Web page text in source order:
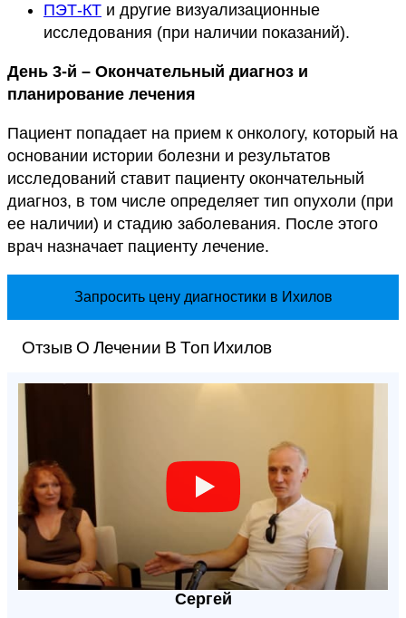
ПЭТ-КТ и другие визуализационные
исследования (при наличии показаний).
День 3-й – Окончательный диагноз и
планирование лечения
Пациент попадает на прием к онкологу, который на
основании истории болезни и результатов
исследований ставит пациенту окончательный
диагноз, в том числе определяет тип опухоли (при
ее наличии) и стадию заболевания. После этого
врач назначает пациенту лечение.
Запросить цену диагностики в Ихилов
Отзыв О Лечении В Топ Ихилов
Сергей